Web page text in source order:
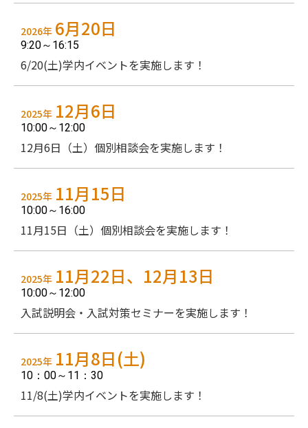
2026年 6月20日
9:20～16:15
6/20(土)学内イベントを実施します！
2025年 12月6日
10:00～12:00
12月6日（土）個別相談会を実施します！
2025年 11月15日
10:00～16:00
11月15日（土）個別相談会を実施します！
2025年 11月22日、12月13日
10:00～12:00
入試説明会・入試対策セミナーを実施します！
2025年 11月8日(土)
10：00～11：30
11/8(土)学内イベントを実施します！